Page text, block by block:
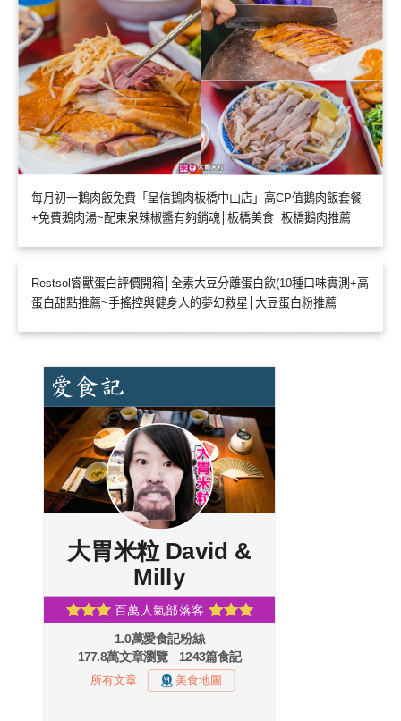
每月初一鵝肉飯免費「呈信鵝肉板橋中山店」高CP值鵝肉飯套餐
+免費鵝肉湯~配東泉辣椒醬有夠銷魂│板橋美食│板橋鵝肉推薦
Restsol睿獸蛋白評價開箱│全素大豆分離蛋白飲(10種口味實測+高
蛋白甜點推薦~手搖控與健身人的夢幻救星│大豆蛋白粉推薦